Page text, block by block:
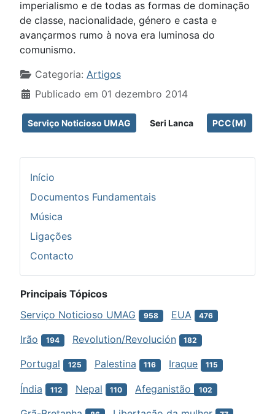
imperialismo e de todas as formas de dominação
de classe, nacionalidade, género e casta e
avançarmos rumo à nova era luminosa do
comunismo.
Detalhes
Categoria: Artigos
Publicado em 01 dezembro 2014
Serviço Noticioso UMAG Seri Lanca PCC(M)
Início
Documentos Fundamentais
Música
Ligações
Contacto
Principais Tópicos
Serviço Noticioso UMAG
958 EUA 476
Irão 194 Revolution/Revolución 182
Portugal 125 Palestina 116 Iraque 115
Índia 112 Nepal 110 Afeganistão 102